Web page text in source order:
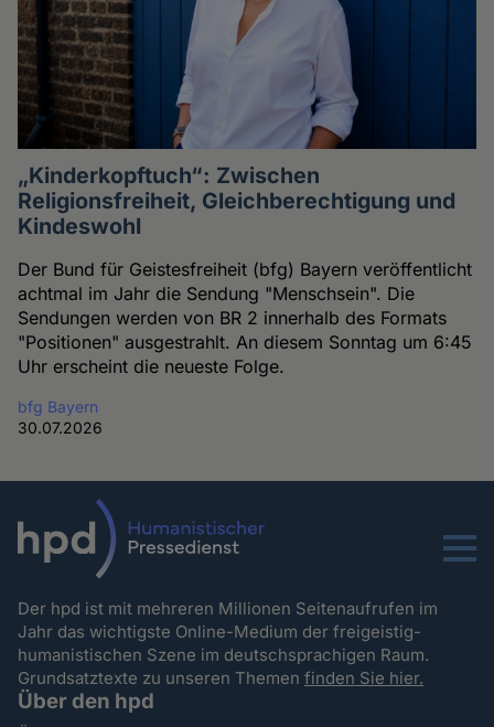
„Kinderkopftuch“: Zwischen
Religionsfreiheit, Gleichberechtigung und
Kindeswohl
Der Bund für Geistesfreiheit (bfg) Bayern veröffentlicht
achtmal im Jahr die Sendung "Menschsein". Die
Sendungen werden von BR 2 innerhalb des Formats
"Positionen" ausgestrahlt. An diesem Sonntag um 6:45
Uhr erscheint die neueste Folge.
bfg Bayern
30.07.2026
Menu
Der hpd ist mit mehreren Millionen Seitenaufrufen im
Jahr das wichtigste Online-Medium der freigeistig-
humanistischen Szene im deutschsprachigen Raum.
Grundsatztexte zu unseren Themenfinden Sie hier.
Über den hpd